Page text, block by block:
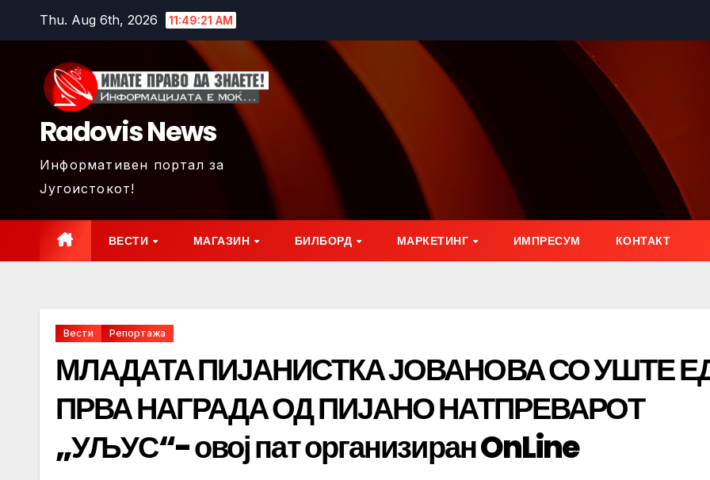
Thu. Aug 6th, 2026 11:49:23 AM
Radovis News
Информативен портал за
Југоистокот!
ВЕСТИ МАГАЗИН БИЛБОРД МАРКЕТИНГ ИМПРЕСУМ КОНТАКТ
Вести Репортажа
МЛАДАТА ПИЈАНИСТКА ЈОВАНОВА СО УШТЕ
ПРВА НАГРАДА ОД ПИЈАНО НАТПРЕВАРОТ
„УЉУС“- овој пат организиран OnLine